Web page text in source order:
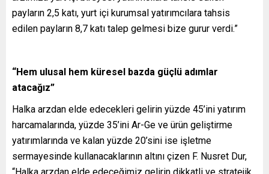
payların 2,5 katı, yurt içi kurumsal yatırımcılara tahsis
edilen payların 8,7 katı talep gelmesi bize gurur verdi.”
“Hem ulusal hem küresel bazda güçlü adımlar
atacağız”
Halka arzdan elde edecekleri gelirin yüzde 45’ini yatırım
harcamalarında, yüzde 35’ini Ar-Ge ve ürün geliştirme
yatırımlarında ve kalan yüzde 20’sini ise işletme
sermayesinde kullanacaklarının altını çizen F. Nusret Dur,
“Halka arzdan elde edeceğimiz gelirin dikkatli ve stratejik